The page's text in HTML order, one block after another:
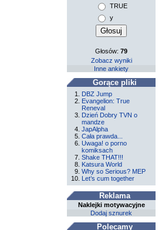
TRUE
y
Głosów:79
Zobacz wyniki
Inne ankiety
Gorące pliki
DBZ Jump
Evangelion: True
Reneval
Dzień Dobry TVN o
mandze
JapAlpha
Cała prawda...
Uwaga! o porno
komiksach
Shake THAT!!!
Katsura World
Why so Serious? MEP
Let’s cum together
Reklama
Naklejki motywacyjne
Dodaj sznurek
Polecamy